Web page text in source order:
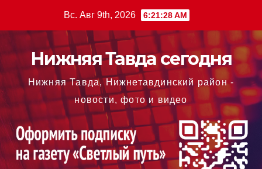
содержимому
Вс. Авг 9th, 2026 6:21:29 AM
Нижняя Тавда сегодня
Нижняя Тавда, Нижнетавдинский район -
новости, фото и видео